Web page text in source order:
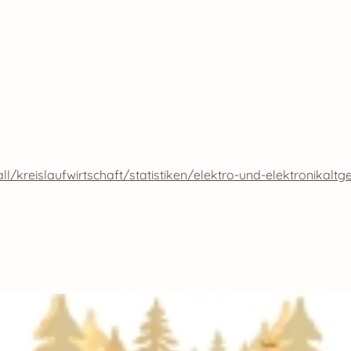
kreislaufwirtschaft/statistiken/elektro-und-